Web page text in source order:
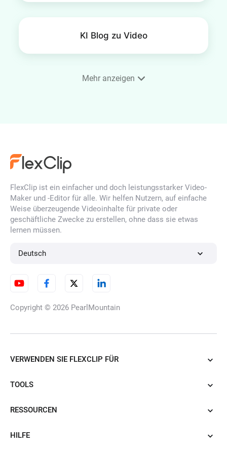
KI Blog zu Video
3D-Fotoanimationsersteller
Videoanzeigen
KI-PDF zu Video
Mehr anzeigen
FlexClip ist ein einfacher und doch leistungsstarker Video-
Maker und -Editor für alle. Wir helfen Nutzern, auf einfache
Weise überzeugende Videoinhalte für private oder
geschäftliche Zwecke zu erstellen, ohne dass sie etwas
lernen müssen.
Deutsch
Copyright © 2026 PearlMountain
VERWENDEN SIE FLEXCLIP FÜR
TOOLS
RESSOURCEN
HILFE